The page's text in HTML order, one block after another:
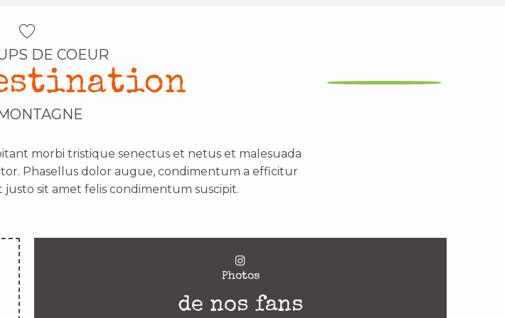
DE COEUR
morbi tristique senectus et netus et malesuada
Phasellus dolor augue, condimentum a efficitur
justo sit amet felis condimentum suscipit.
Photos
de nos fans